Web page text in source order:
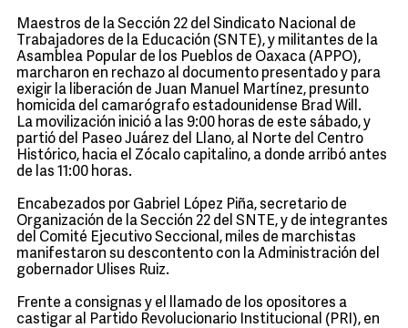
Maestros de la Sección 22 del Sindicato Nacional de
Trabajadores de la Educación (SNTE), y militantes de la
Asamblea Popular de los Pueblos de Oaxaca (APPO),
marcharon en rechazo al documento presentado y para
exigir la liberación de Juan Manuel Martínez, presunto
homicida del camarógrafo estadounidense Brad Will.
La movilización inició a las 9:00 horas de este sábado, y
partió del Paseo Juárez del Llano, al Norte del Centro
Histórico, hacia el Zócalo capitalino, a donde arribó antes
de las 11:00 horas.
Encabezados por Gabriel López Piña, secretario de
Organización de la Sección 22 del SNTE, y de integrantes
del Comité Ejecutivo Seccional, miles de marchistas
manifestaron su descontento con la Administración del
gobernador Ulises Ruiz.
Frente a consignas y el llamado de los opositores a
castigar al Partido Revolucionario Institucional (PRI), en